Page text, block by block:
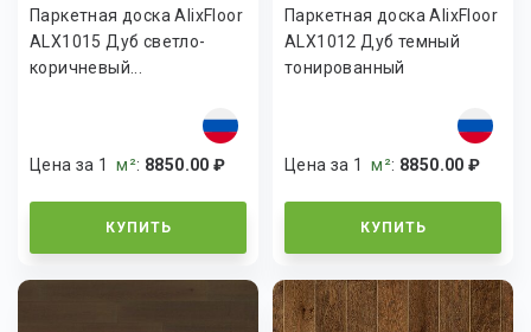
Паркетная доска AlixFloor
ALX1015 Дуб светло-
коричневый...
Цена за 1м²: 8850.00 ₽
КУПИТЬ
Паркетная доска AlixFloor
ALX1012 Дуб темный
тонированный
Цена за 1м²: 8850.00 ₽
КУПИТЬ